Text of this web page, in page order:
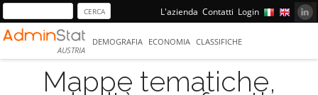
L'azienda Contatti Login
AUSTRIA
DEMOGRAFIA ECONOMIA CLASSIFICHE
Mappe tematiche,